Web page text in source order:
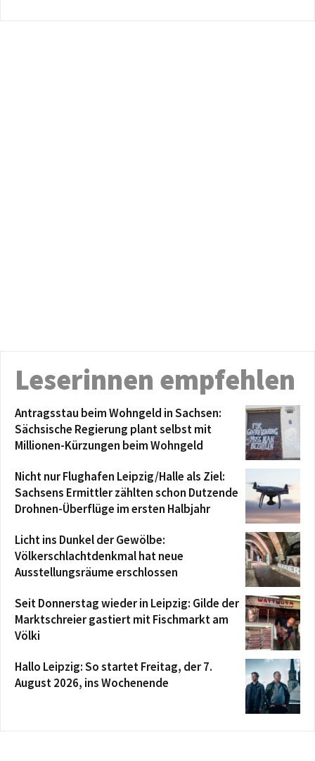
Leserinnen empfehlen
Antragsstau beim Wohngeld in Sachsen:
Sächsische Regierung plant selbst mit
Millionen-Kürzungen beim Wohngeld
Nicht nur Flughafen Leipzig/Halle als Ziel:
Sachsens Ermittler zählten schon Dutzende
Drohnen-Überflüge im ersten Halbjahr
Licht ins Dunkel der Gewölbe:
Völkerschlachtdenkmal hat neue
Ausstellungsräume erschlossen
Seit Donnerstag wieder in Leipzig: Gilde der
Marktschreier gastiert mit Fischmarkt am
Völki
Hallo Leipzig: So startet Freitag, der 7.
August 2026, ins Wochenende